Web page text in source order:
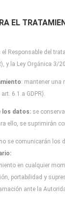
EL
el Responsable del
y la Ley Orgánica 3/
: mantener una
6.1.a GDPR).
los datos: se
ello, se suprimirán
no se comunicarán los
en cualquier
portabilidad y
ante la